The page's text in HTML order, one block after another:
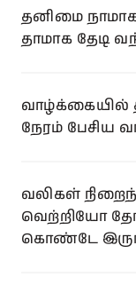
தனிமை
தாமாக தேடி
வாழ்க்கையில்
நேரம் பேசிய
வலிகள்
வெற்றியோ
கொண்டே